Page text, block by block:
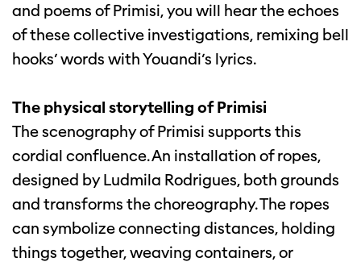
and poems of Primisi, you will hear the echoes
of these collective investigations, remixing bell
hooks’ words with Youandi’s lyrics.
The physical storytelling of Primisi
The scenography of Primisi supports this
cordial confluence. An installation of ropes,
designed by Ludmila Rodrigues, both grounds
and transforms the choreography. The ropes
can symbolize connecting distances, holding
things together, weaving containers, or